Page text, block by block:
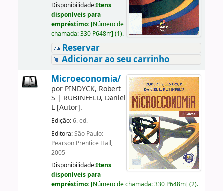
Disponibilidade:Itens
disponíveis para
empréstimo: [Número de
chamada:330 P648m] (1).
Reservar
Adicionar ao seu carrinho
Microeconomia/
por PINDYCK, Robert
S | RUBINFELD, Daniel
L[Autor].
Edição:6. ed.
Editora:São Paulo:
Pearson Prentice Hall,
2005
Disponibilidade:Itens
disponíveis para
empréstimo: [Número de chamada:330 P648m] (2).